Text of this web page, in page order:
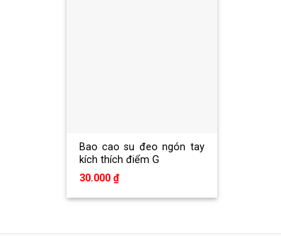
Bao cao su đeo ngón tay
kích thích điểm G
30.000 ₫